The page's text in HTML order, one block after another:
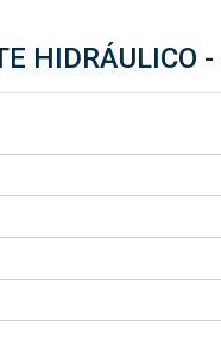
HIDRÁULICO -